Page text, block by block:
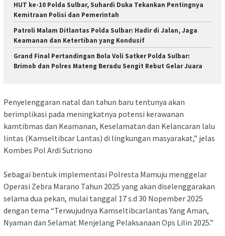
HUT ke-10 Polda Sulbar, Suhardi Duka Tekankan Pentingnya
Kemitraan Polisi dan Pemerintah
Patroli Malam Ditlantas Polda Sulbar: Hadir di Jalan, Jaga
Keamanan dan Ketertiban yang Kondusif
Grand Final Pertandingan Bola Voli Satker Polda Sulbar:
Brimob dan Polres Mateng Beradu Sengit Rebut Gelar Juara
Penyelenggaran natal dan tahun baru tentunya akan
berimplikasi pada meningkatnya potensi kerawanan
kamtibmas dan Keamanan, Keselamatan dan Kelancaran lalu
lintas (Kamseltibcar Lantas) di lingkungan masyarakat,” jelas
Kombes Pol Ardi Sutriono
Sebagai bentuk implementasi Polresta Mamuju menggelar
Operasi Zebra Marano Tahun 2025 yang akan diselenggarakan
selama dua pekan, mulai tanggal 17 s.d 30 Nopember 2025
dengan tema “Terwujudnya Kamseltibcarlantas Yang Aman,
Nyaman dan Selamat Menjelang Pelaksanaan Ops Lilin 2025.”